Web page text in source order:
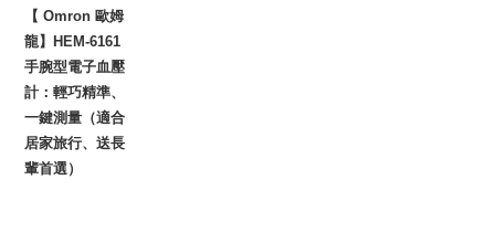
【 Omron 歐姆
龍】HEM-6161
手腕型電子血壓
計：輕巧精準、
一鍵測量（適合
居家旅行、送長
輩首選）